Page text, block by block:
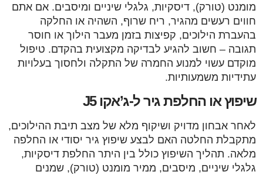
מומנט (טורק), דיסקיות, גלגלי שיניים ומיסבים. אם אתם
חווים רעשים מהגיר, ריח שרוף, השהיה או החלקה
בהעברת הילוכים, קפיצות בזמן מעבר הילוך או חוסר
תגובה – חשוב להגיע לבדיקה מקצועית בהקדם. טיפול
מוקדם עשוי למנוע החמרה של התקלה ולחסוך בעלויות
עתידיות משמעותיות.
שיפוץ או החלפת גיר ל-ג’אקו J5
לאחר אבחון מדויק ושיקוף מלא של מצב תיבת ההילוכים,
מתקבלת החלטה האם לבצע שיפוץ גיר יסודי או החלפה
מלאה. תהליך השיפוץ כולל בין היתר החלפת דיסקיות,
גלגלי שיניים, מיסבים, ממיר מומנט (טורק), שמנים